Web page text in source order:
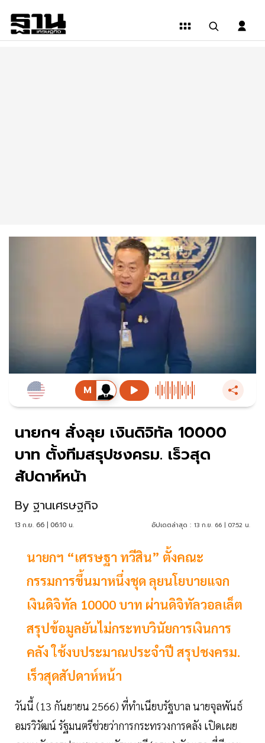
นายกฯ สั่งลุย เงินดิจิทัล 10000
บาท ตั้งทีมสรุปชงครม. เร็วสุด
สัปดาห์หน้า
By ฐานเศรษฐกิจ
13 ก.ย. 66 | 06:10 น. อัปเดตล่าสุด : 13 ก.ย. 66 | 07:52 น.
นายกฯ “เศรษฐา ทวีสิน” ตั้งคณะ
กรรมการขึ้นมาหนึ่งชุด ลุยนโยบายแจก
เงินดิจิทัล 10000 บาท ผ่านดิจิทัลวอลเล็ต
สรุปข้อมูลยันไม่กระทบวินัยการเงินการ
คลัง ใช้งบประมาณประจำปี สรุปชงครม.
เร็วสุดสัปดาห์หน้า
วันนี้ (13 กันยายน 2566) ที่ทำเนียบรัฐบาล นายจุลพันธ์
อมรวิวัฒน์ รัฐมนตรีช่วยว่าการกระทรวงการคลัง เปิดเผย